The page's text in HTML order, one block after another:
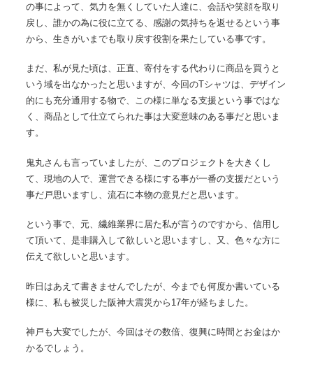
の事によって、気力を無くしていた人達に、会話や笑顔を取り
戻し、誰かの為に役に立てる、感謝の気持ちを返せるという事
から、生きがいまでも取り戻す役割を果たしている事です。
まだ、私が見た頃は、正直、寄付をする代わりに商品を買うと
いう域を出なかったと思いますが、今回のTシャツは、デザイン
的にも充分通用する物で、この様に単なる支援という事ではな
く、商品として仕立てられた事は大変意味のある事だと思いま
す。
鬼丸さんも言っていましたが、このプロジェクトを大きくし
て、現地の人で、運営できる様にする事が一番の支援だという
事だ戸思いますし、流石に本物の意見だと思います。
という事で、元、繊維業界に居た私が言うのですから、信用し
て頂いて、是非購入して欲しいと思いますし、又、色々な方に
伝えて欲しいと思います。
昨日はあえて書きませんでしたが、今までも何度か書いている
様に、私も被災した阪神大震災から17年が経ちました。
神戸も大変でしたが、今回はその数倍、復興に時間とお金はか
かるでしょう。